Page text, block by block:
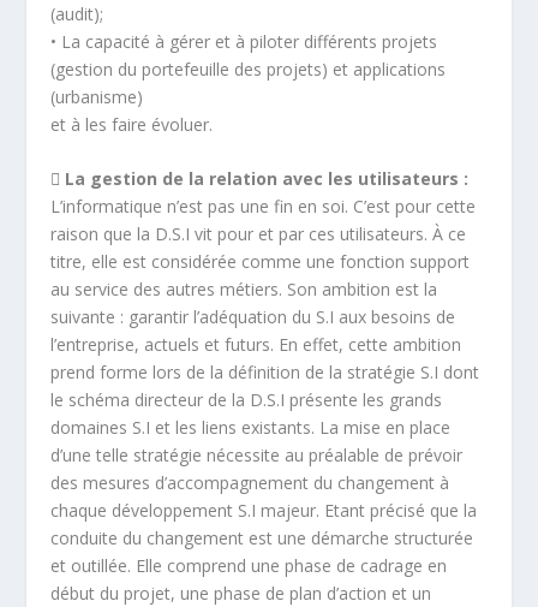
(audit);
• La capacité à gérer et à piloter différents projets
(gestion du portefeuille des projets) et applications
(urbanisme)
et à les faire évoluer.
 La gestion de la relation avec les utilisateurs :
L’informatique n’est pas une fin en soi. C’est pour cette
raison que la D.S.I vit pour et par ces utilisateurs. À ce
titre, elle est considérée comme une fonction support
au service des autres métiers. Son ambition est la
suivante : garantir l’adéquation du S.I aux besoins de
l’entreprise, actuels et futurs. En effet, cette ambition
prend forme lors de la définition de la stratégie S.I dont
le schéma directeur de la D.S.I présente les grands
domaines S.I et les liens existants. La mise en place
d’une telle stratégie nécessite au préalable de prévoir
des mesures d’accompagnement du changement à
chaque développement S.I majeur. Etant précisé que la
conduite du changement est une démarche structurée
et outillée. Elle comprend une phase de cadrage en
début du projet, une phase de plan d’action et un